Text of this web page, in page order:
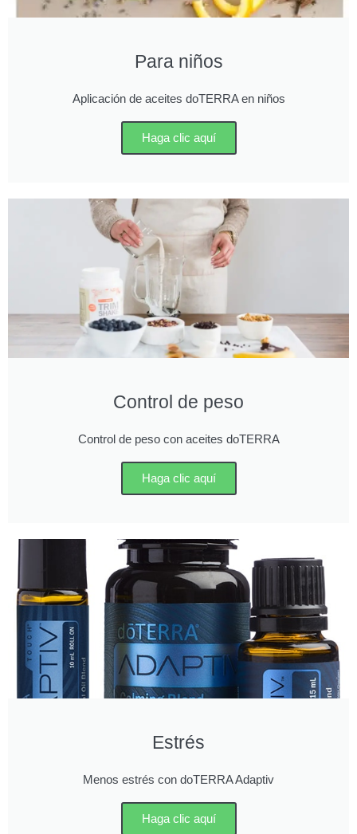
Para niños
Aplicación de aceites doTERRA en niños
Haga clic aquí
Control de peso
Control de peso con aceites doTERRA
Haga clic aquí
Estrés
Menos estrés con doTERRA Adaptiv
Haga clic aquí